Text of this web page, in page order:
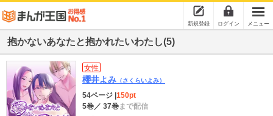
新規登録 ログイン メニュー
抱かないあなたと抱かれたいわたし(5)
女性
櫻井よみ （さくらいよみ）
54ページ 150pt
5巻／ 37巻まで配信